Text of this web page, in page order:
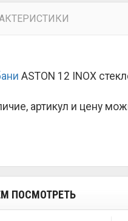
ASTON 12 INOX
артикул и цену
ПОСМОТРЕТЬ